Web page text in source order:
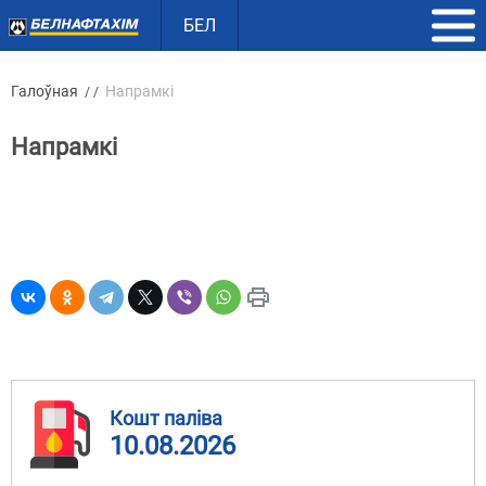
БЕЛ
Галоўная / / Напрамкі
Напрамкі
Кошт паліва
10.08.2026